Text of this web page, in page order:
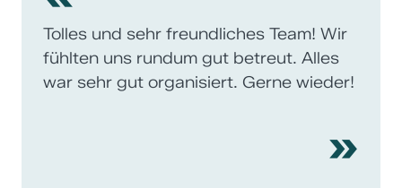
Tolles und sehr freundliches Team! Wir
fühlten uns rundum gut betreut. Alles
war sehr gut organisiert. Gerne wieder!
»